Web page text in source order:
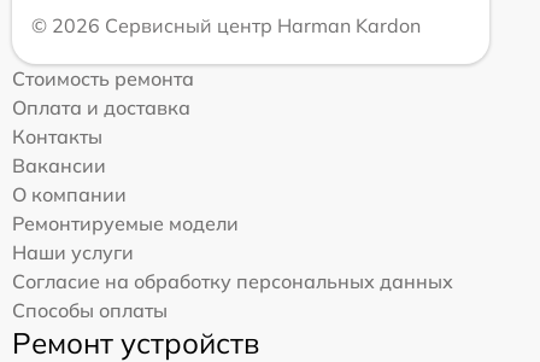
© 2026 Сервисный центр Harman Kardon
Стоимость ремонта
Оплата и доставка
Контакты
Вакансии
О компании
Ремонтируемые модели
Наши услуги
Согласие на обработку персональных данных
Способы оплаты
Ремонт устройств